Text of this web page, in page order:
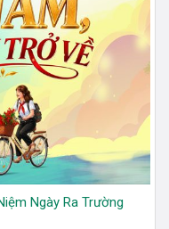
Ngày Ra Trường